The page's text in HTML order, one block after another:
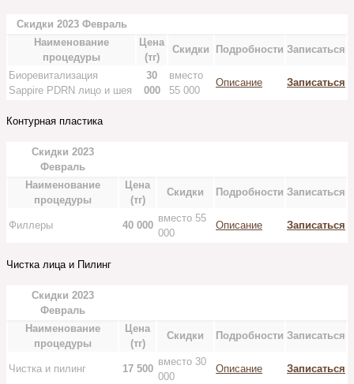
Скидки 2023 Февраль
Наименование
процедуры
Цена
(тг)
Скидки Подробности Записаться
Биоревитализация
Sappire PDRN лицо и шея
30
000
вместо
55 000
Описание Записаться
Контурная пластика
Скидки 2023
Февраль
Наименование
процедуры
Цена
(тг)
Скидки Подробности Записаться
Филлеры 40 000
вместо 55
000
Описание Записаться
Чистка лица и Пилинг
Скидки 2023
Февраль
Наименование
процедуры
Цена
(тг)
Скидки Подробности Записаться
Чистка и пилинг 17 500
вместо 30
000
Описание Записаться